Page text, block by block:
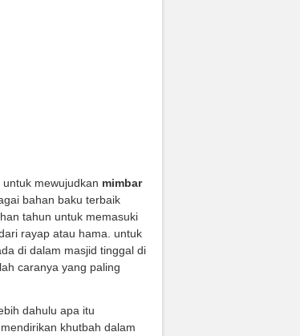
mewujudkan mimbar
bahan baku terbaik
tahun untuk memasuki
rayap atau hama. untuk
di dalam masjid tinggal di
caranya yang paling
dahulu apa itu
khutbah dalam